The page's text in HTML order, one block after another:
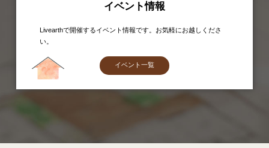
イベント情報
Livearthで開催するイベント情報です。お気軽にお越しくださ
い。
イベント一覧